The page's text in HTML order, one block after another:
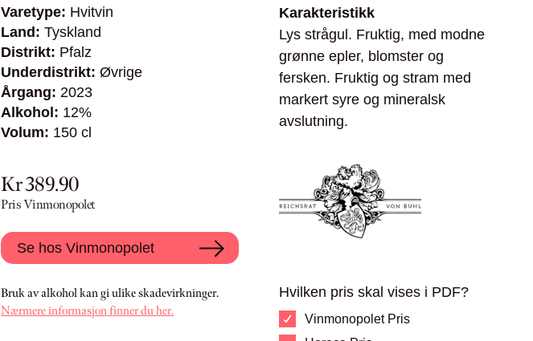
Varetype: Hvitvin
Land: Tyskland
Distrikt: Pfalz
Underdistrikt: Øvrige
Årgang: 2023
Alkohol: 12%
Volum: 150 cl
Kr 389.90
Pris Vinmonopolet
Se hos Vinmonopolet
Bruk av alkohol kan gi ulike skadevirkninger.
Nærmere informasjon finner du her.
Karakteristikk
Lys strågul. Fruktig, med modne
grønne epler, blomster og
fersken. Fruktig og stram med
markert syre og mineralsk
avslutning.
Hvilken pris skal vises i PDF?
Vinmonopolet Pris